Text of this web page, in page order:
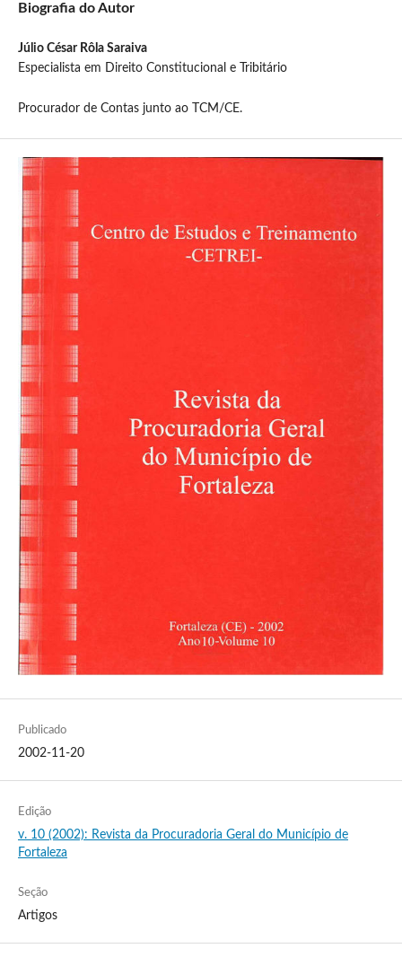
Biografia do Autor
Júlio César Rôla Saraiva
Especialista em Direito Constitucional e Tribitário
Procurador de Contas junto ao TCM/CE.
Publicado
2002-11-20
Edição
v. 10 (2002): Revista da Procuradoria Geral do Município de
Fortaleza
Seção
Artigos